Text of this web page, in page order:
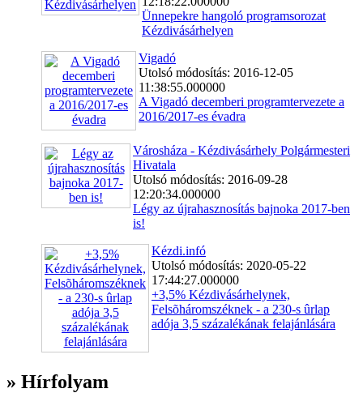
Ünnepekre hangoló programsorozat
Kézdivásárhelyen
Vigadó
Utolsó módosítás: 2016-12-05
11:38:55.000000
A Vigadó decemberi programtervezete a
2016/2017-es évadra
Városháza - Kézdivásárhely Polgármesteri
Hivatala
Utolsó módosítás: 2016-09-28
12:20:34.000000
Légy az újrahasznosítás bajnoka 2017-ben
is!
Kézdi.infó
Utolsó módosítás: 2020-05-22
17:44:27.000000
+3,5% Kézdivásárhelynek,
Felsõháromszéknek - a 230-s ûrlap
adója 3,5 százalékának felajánlására
» Hírfolyam